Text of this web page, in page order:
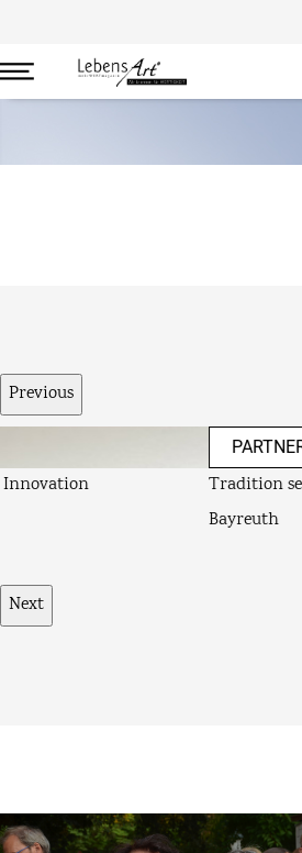
Previous
Tradition seit 1947 – Juwelier Kolanus
Next